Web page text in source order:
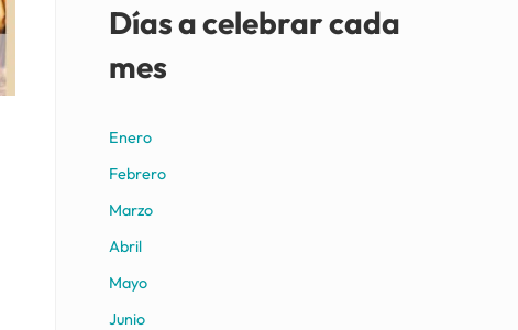
Días a celebrar cada
mes
Enero
Febrero
Marzo
Abril
Mayo
Junio